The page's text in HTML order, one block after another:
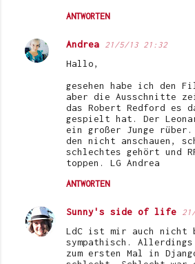
ANTWORTEN
Andrea 21/5/13 21:32
Hallo,
gesehen habe ich den
aber die Ausschnitte
das Robert Redford es
gespielt hat. Der
ein großer Junge
den nicht anschauen,
schlechtes gehört und
toppen. LG Andrea
ANTWORTEN
Sunny's side of life
LdC ist mir auch nicht
sympathisch.
zum ersten Mal in